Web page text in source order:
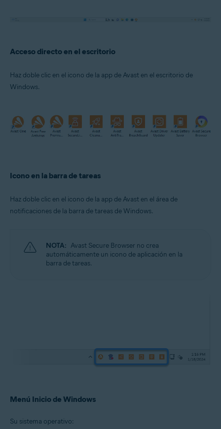
Acceso directo en el escritorio
Haz doble clic en el icono de la app de Avast en el escritorio de
Windows.
Icono en la barra de tareas
Haz doble clic en el icono de la app de Avast en el área de
notificaciones de la barra de tareas de Windows.
NOTA: Avast Secure Browser no crea
automáticamente un icono de aplicación en la
barra de tareas.
Menú Inicio de Windows
Su sistema operativo: